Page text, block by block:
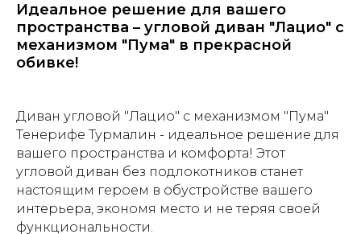
Идеальное решение для вашего
пространства – угловой диван "Лацио" с
механизмом "Пума" в прекрасной
обивке!
Диван угловой "Лацио" с механизмом "Пума"
Тенерифе Турмалин - идеальное решение для
вашего пространства и комфорта! Этот
угловой диван без подлокотников станет
настоящим героем в обустройстве вашего
интерьера, экономя место и не теряя своей
функциональности.